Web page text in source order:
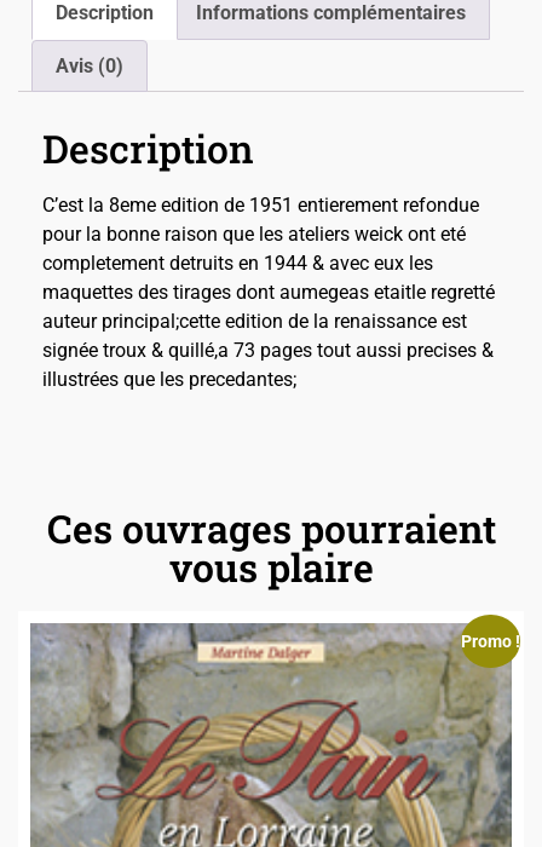
Description Informations complémentaires
Avis (0)
Description
C’est la 8eme edition de 1951 entierement refondue
pour la bonne raison que les ateliers weick ont eté
completement detruits en 1944 & avec eux les
maquettes des tirages dont aumegeas etaitle regretté
auteur principal;cette edition de la renaissance est
signée troux & quillé,a 73 pages tout aussi precises &
illustrées que les precedantes;
Ces ouvrages pourraient
vous plaire
Promo !